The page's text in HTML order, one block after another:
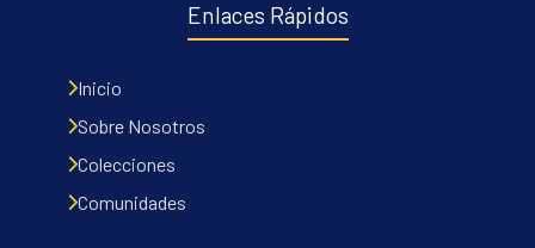
Enlaces Rápidos
Inicio
Sobre Nosotros
Colecciones
Comunidades